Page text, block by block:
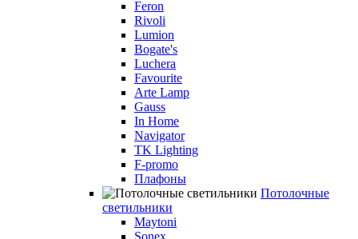
Feron
Rivoli
Lumion
Bogate's
Luchera
Favourite
Arte Lamp
Gauss
In Home
Navigator
TK Lighting
F-promo
Плафоны
Потолочные
светильники
Maytoni
Sonex